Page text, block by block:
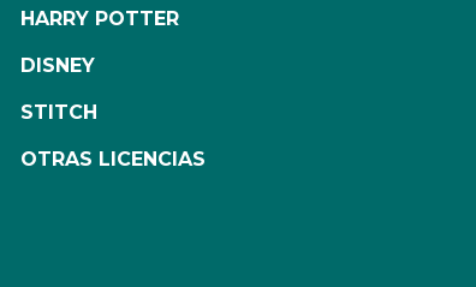
HARRY POTTER
DISNEY
STITCH
OTRAS LICENCIAS